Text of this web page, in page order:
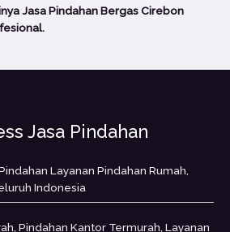
Jasa Pindahan Bergas Cirebon
Jasa Pindahan
Layanan Pindahan Rumah,
Indonesia
Pindahan Kantor Termurah, Layanan